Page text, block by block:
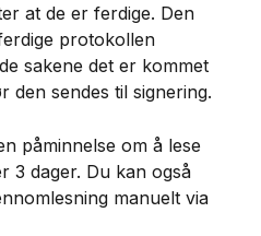
at de er ferdige. Den
protokollen
sakene det er kommet
den sendes til signering.
påminnelse om å lese
3 dager. Du kan også
manuelt via